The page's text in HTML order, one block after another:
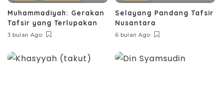
Muhammadiyah: Gerakan
Tafsir yang Terlupakan
3 bulan Ago
Selayang Pandang Tafsir
Nusantara
6 bulan Ago